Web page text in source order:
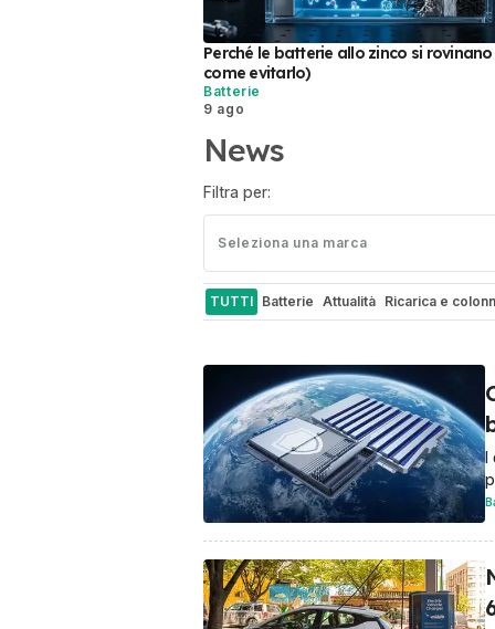
Perché le batterie allo zinco si
come evitarlo)
Batterie
9 ago
News
Filtra per:
Seleziona una marca
TUTTI Batterie Attualità Ricarica e
Motorsport Network OmniFurgone.it
I